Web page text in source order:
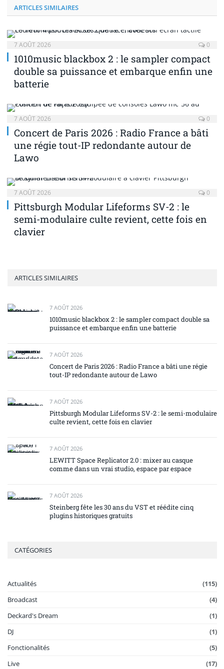
ARTICLES SIMILAIRES
7 AOÛT 2026 0
1010music blackbox 2 : le sampler compact
double sa puissance et embarque enfin une
batterie
7 AOÛT 2026 0
Concert de Paris 2026 : Radio France a bâti
une régie tout-IP redondante autour de
Lawo
7 AOÛT 2026 0
Pittsburgh Modular Lifeforms SV-2 : le
semi-modulaire culte revient, cette fois en
clavier
ARTICLES SIMILAIRES
7 AOÛT 2026
1010music blackbox 2 : le sampler compact double sa
puissance et embarque enfin une batterie
7 AOÛT 2026
Concert de Paris 2026 : Radio France a bâti une régie
tout-IP redondante autour de Lawo
7 AOÛT 2026
Pittsburgh Modular Lifeforms SV-2 : le semi-modulaire
culte revient, cette fois en clavier
7 AOÛT 2026
LEWITT Space Replicator 2.0 : mixer au casque
comme dans un vrai studio, espace par espace
7 AOÛT 2026
Steinberg fête les 30 ans du VST et réédite cinq
plugins historiques gratuits
CATÉGORIES
Actualités
(115)
Broadcast
(4)
Deckard's Dream
(1)
DJ
(1)
Fonctionalités
(5)
Live
(17)